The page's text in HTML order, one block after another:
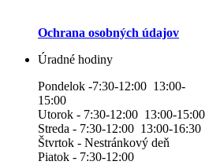
Ochrana osobných údajov
Úradné hodiny
Pondelok -7:30-12:00 13:00-
15:00
Utorok - 7:30-12:00 13:00-15:00
Streda - 7:30-12:00 13:00-16:30
Štvrtok - Nestránkový deň
Piatok - 7:30-12:00